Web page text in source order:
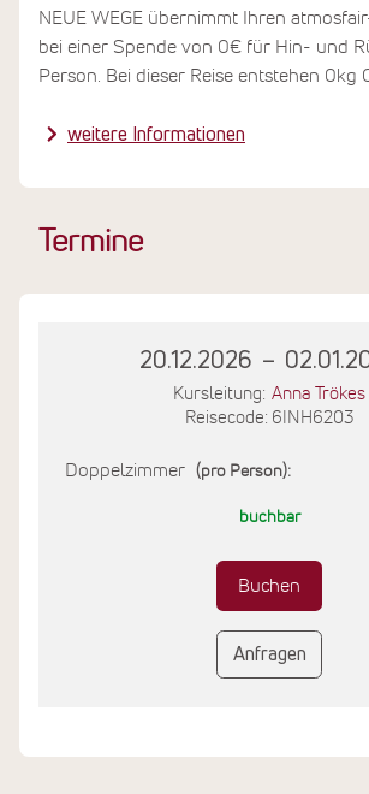
NEUE WEGE übernimmt Ihren
bei einer Spende von 0€ für Hin- und
Person. Bei dieser Reise entstehen 0kg
weitere Informationen
Termine
20.12.2026 –
Kursleitung: Anna Trökes
Reisecode: 6INH6203
Doppelzimmer (pro Person):
buchbar
Buchen
Anfragen